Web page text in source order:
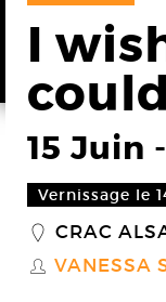
I
15 Juin -
Vernissage le
_ CRAC
S VANESSA